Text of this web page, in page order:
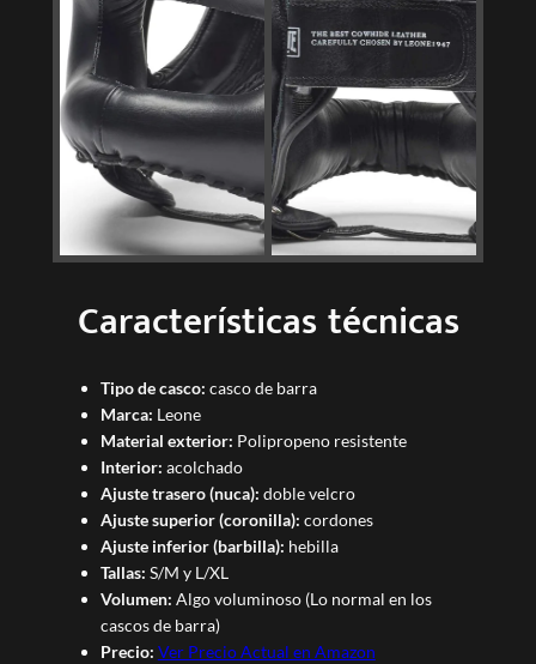
Características técnicas
Tipo de casco: casco de barra
Marca: Leone
Material exterior: Polipropeno resistente
Interior: acolchado
Ajuste trasero (nuca): doble velcro
Ajuste superior (coronilla): cordones
Ajuste inferior (barbilla): hebilla
Tallas: S/M y L/XL
Volumen: Algo voluminoso (Lo normal en los
cascos de barra)
Precio: Ver Precio Actual en Amazon